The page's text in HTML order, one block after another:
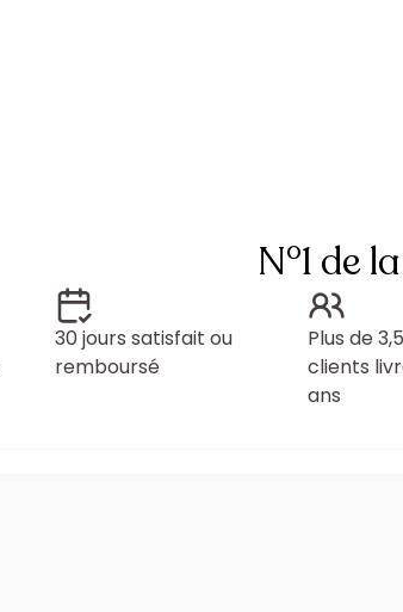
N°1 de
30 jours satisfait ou
remboursé
Plus de
clients
ans